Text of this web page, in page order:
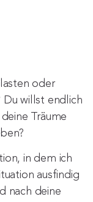
oder
Du willst endlich
Träume
in dem ich
ausfindig
nach deine